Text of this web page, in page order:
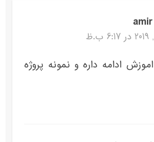
ادامه داره و نمونه پروژه